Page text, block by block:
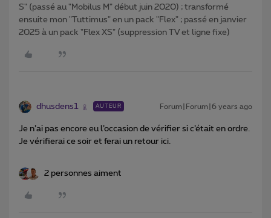
S" (passé au "Mobilus M" début juin 2020) ; transformé
ensuite mon "Tuttimus" en un pack "Flex" ; passé en janvier
2025 à un pack "Flex XS" (suppression TV et ligne fixe)
dhusdens1 AUTEUR Forum|Forum|6 years ago
Je n’ai pas encore eu l’occasion de vérifier si c’était en ordre.
Je vérifierai ce soir et ferai un retour ici.
2 personnes aiment